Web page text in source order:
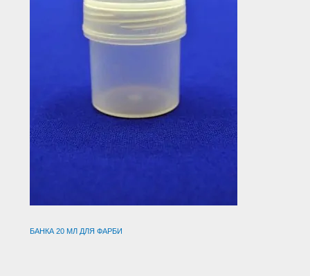
БАНКА 20 МЛ ДЛЯ ФАРБИ